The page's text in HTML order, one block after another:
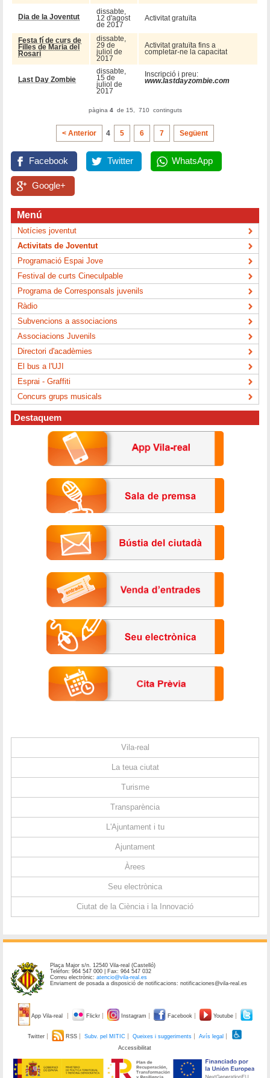
Dia de la Joventut
dissabte,
12 d'agost
de 2017
Activitat gratuïta
Festa fí de curs de
Filles de Maria del
Rosari
dissabte,
29 de
juliol de
2017
Activitat gratuïta fins a
completar-ne la capacitat
Last Day Zombie
dissabte,
15 de
juliol de
2017
Inscripció i preu:
www.lastdayzombie.com
pàgina 4de 15, 710 continguts
< Anterior 4 5 6 7 Següent
Facebook Twitter WhatsApp
Google+
Menú
Notícies joventut
Activitats de Joventut
Programació Espai Jove
Festival de curts Cineculpable
Programa de Corresponsals juvenils
Ràdio
Subvencions a associacions
Associacions Juvenils
Directori d'acadèmies
El bus a l'UJI
Esprai - Graffiti
Concurs grups musicals
Destaquem
Vila-real
La teua ciutat
Turisme
Transparència
L'Ajuntament i tu
Ajuntament
Àrees
Seu electrònica
Ciutat de la Ciència i la Innovació
Plaça Major s/n. 12540 Vila-real (Castelló)
Telèfon: 964 547 000 | Fax: 964 547 032
Correu electrònic:atencio@vila-real.es
Enviament de posada a disposició de notificacions: notificaciones@vila-real.es
App Vila-real Flickr Instagram Facebook Youtube
Twitter RSS Subv. pel MITIC Queixes i suggeriments
Avís legal
Accessibilitat